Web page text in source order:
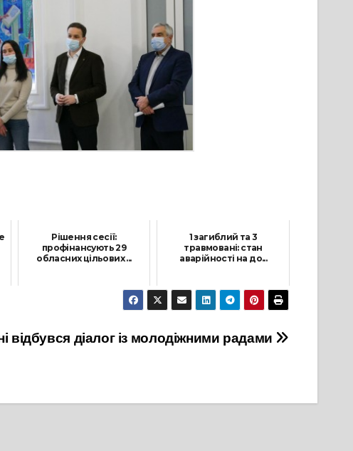
Рішення сесії:
профінансують 29
обласних цільових ...
1 загиблий та 3
травмовані: стан
аварійності на до...
5 Липня, 2021
відбувся діалог із молодіжними радами